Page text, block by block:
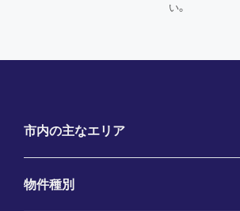
い。
市内の主なエリア
物件種別